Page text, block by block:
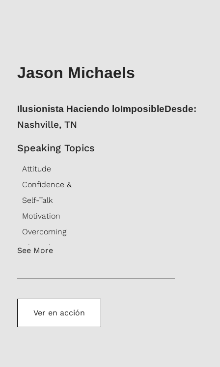
Jason Michaels
Ilusionista Haciendo loImposibleDesde:
Nashville, TN
Speaking Topics
Attitude
Confidence &
Self-Talk
Motivation
Overcoming
Obstacles
See More
Ver en acción